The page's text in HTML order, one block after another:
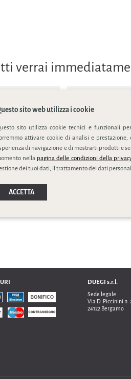
verrai
della privacy policy
DUEGI s.r.l.
Sede legale
Via D. Piccinini n.
24122 Bergamo
sito web utilizza i cookie
sito utilizza cookie tecnici e funzionali
attivare cookie di analisi e
di navigazione e di mostrarti prodotti e
nella pagina delle condizioni della
dei tuoi dati, il trattamento dei dati
ACCETTA